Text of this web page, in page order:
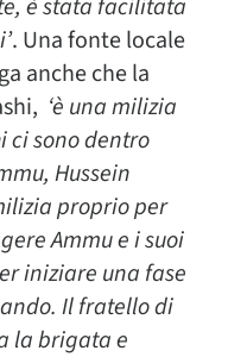
è stata facilitata
. Una fonte locale
anche che la
‘è una milizia
sono dentro
Hussein
proprio per
Ammu e i suoi
iniziare una fase
Il fratello di
la brigata e